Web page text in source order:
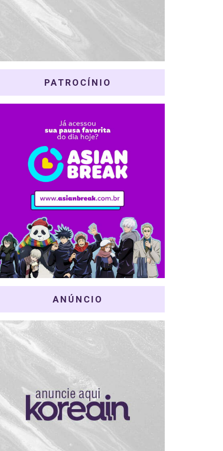
PATROCÍNIO
ANÚNCIO